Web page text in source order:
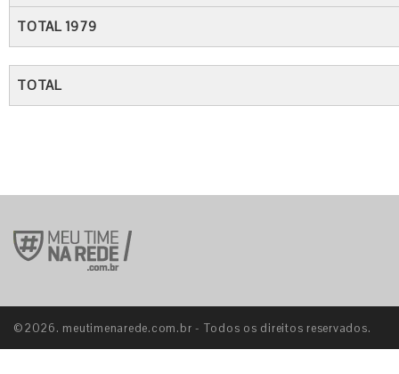
TOTAL 1979
TOTAL
©2026. meutimenarede.com.br - Todos os direitos reservados.